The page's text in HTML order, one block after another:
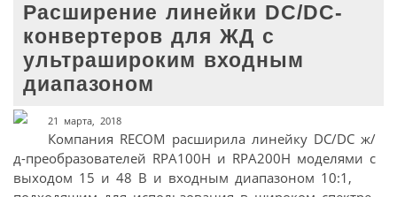
Расширение линейки DC/DC-
конвертеров для ЖД с
ультрашироким входным
диапазоном
21 марта, 2018
Компания RECOM расширила линейку DC/DC ж/
д-преобразователей RPA100H и RPA200H моделями с
выходом 15 и 48 В и входным диапазоном 10:1,